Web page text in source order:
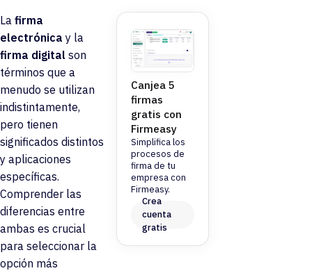
La firma
electrónica y la
firma digital son
términos que a
menudo se utilizan
indistintamente,
pero tienen
significados distintos
y aplicaciones
específicas.
Comprender las
diferencias entre
ambas es crucial
para seleccionar la
opción más
Canjea 5
firmas
gratis con
Firmeasy
Simplifica los
procesos de
firma de tu
empresa con
Firmeasy.
Crea
cuenta
gratis